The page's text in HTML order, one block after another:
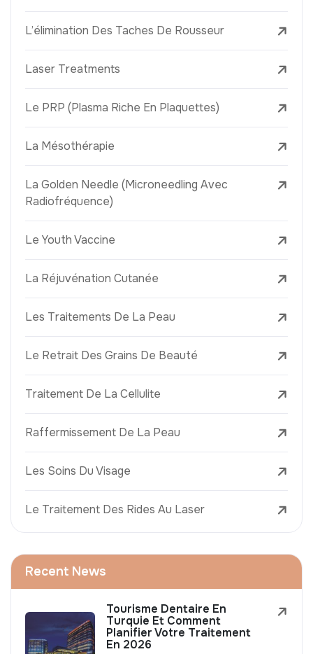
L’élimination Des Taches De Rousseur
Laser Treatments
Le PRP (Plasma Riche En Plaquettes)
La Mésothérapie
La Golden Needle (Microneedling Avec
Radiofréquence)
Le Youth Vaccine
La Réjuvénation Cutanée
Les Traitements De La Peau
Le Retrait Des Grains De Beauté
Traitement De La Cellulite
Raffermissement De La Peau
Les Soins Du Visage
Le Traitement Des Rides Au Laser
Recent News
Tourisme Dentaire En
Turquie Et Comment
Planifier Votre Traitement
En 2026